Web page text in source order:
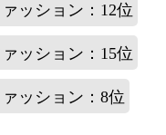
ッション：12位
ッション：15位
ッション：8位